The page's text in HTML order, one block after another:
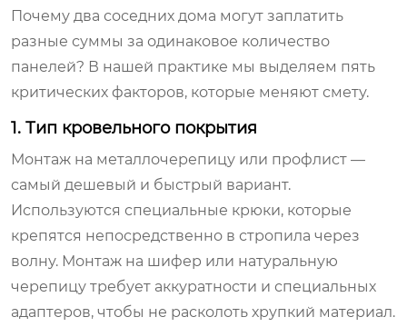
Почему два соседних дома могут заплатить
разные суммы за одинаковое количество
панелей? В нашей практике мы выделяем пять
критических факторов, которые меняют смету.
1. Тип кровельного покрытия
Монтаж на металлочерепицу или профлист —
самый дешевый и быстрый вариант.
Используются специальные крюки, которые
крепятся непосредственно в стропила через
волну. Монтаж на шифер или натуральную
черепицу требует аккуратности и специальных
адаптеров, чтобы не расколоть хрупкий материал.